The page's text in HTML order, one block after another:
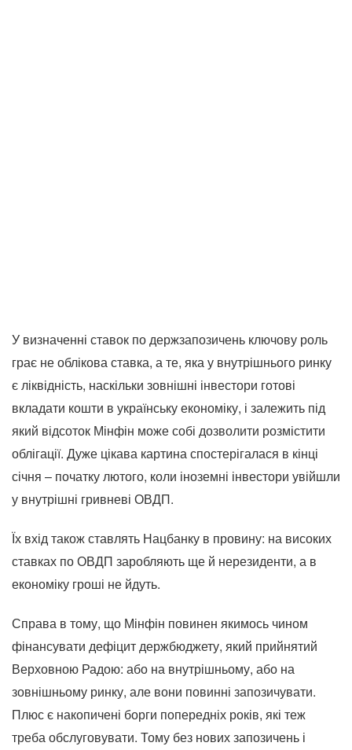
У визначенні ставок по держзапозичень ключову роль
грає не облікова ставка, а те, яка у внутрішнього ринку
є ліквідність, наскільки зовнішні інвестори готові
вкладати кошти в українську економіку, і залежить під
який відсоток Мінфін може собі дозволити розмістити
облігації. Дуже цікава картина спостерігалася в кінці
січня – початку лютого, коли іноземні інвестори увійшли
у внутрішні гривневі ОВДП.
Їх вхід також ставлять Нацбанку в провину: на високих
ставках по ОВДП заробляють ще й нерезиденти, а в
економіку гроші не йдуть.
Справа в тому, що Мінфін повинен якимось чином
фінансувати дефіцит держбюджету, який прийнятий
Верховною Радою: або на внутрішньому, або на
зовнішньому ринку, але вони повинні запозичувати.
Плюс є накопичені борги попередніх років, які теж
треба обслуговувати. Тому без нових запозичень і